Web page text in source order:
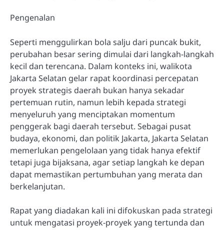
Pengenalan
Seperti menggulirkan bola salju dari puncak bukit,
perubahan besar sering dimulai dari langkah-langkah
kecil dan terencana. Dalam konteks ini, walikota
Jakarta Selatan gelar rapat koordinasi percepatan
proyek strategis daerah bukan hanya sekadar
pertemuan rutin, namun lebih kepada strategi
menyeluruh yang menciptakan momentum
penggerak bagi daerah tersebut. Sebagai pusat
budaya, ekonomi, dan politik Jakarta, Jakarta Selatan
memerlukan pengelolaan yang tidak hanya efektif
tetapi juga bijaksana, agar setiap langkah ke depan
dapat memastikan pertumbuhan yang merata dan
berkelanjutan.
Rapat yang diadakan kali ini difokuskan pada strategi
untuk mengatasi proyek-proyek yang tertunda dan